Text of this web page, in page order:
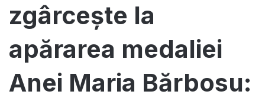
zgârcește la
apărarea medaliei
Anei Maria Bărbosu: